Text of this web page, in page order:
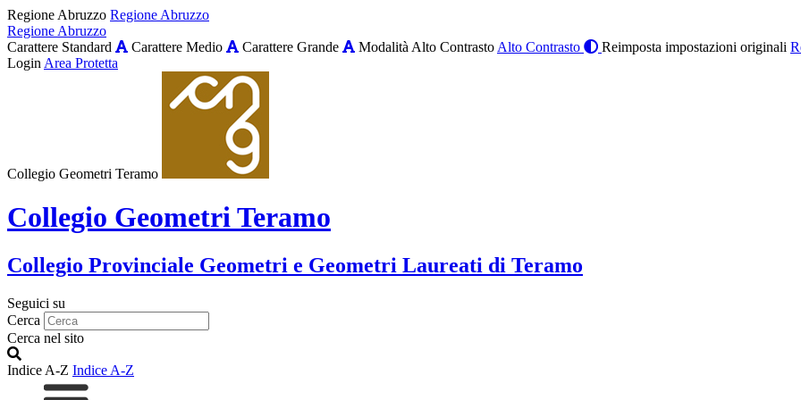
Regione Abruzzo Regione Abruzzo
Regione Abruzzo
Carattere Standard
Carattere Medio Carattere Grande Modalità Alto Contrasto Alto Contrasto Reimposta impostazioni originali
Login Area Protetta
Collegio Geometri Teramo
Collegio Geometri Teramo
Collegio Provinciale Geometri e Geometri Laureati di Teramo
Seguici su
Cerca
Cerca nel sito
Indice A-Z Indice A-Z